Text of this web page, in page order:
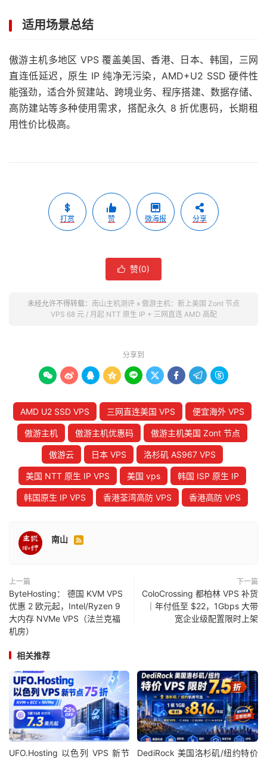
适用场景总结
傲游主机多地区 VPS 覆盖美国、香港、日本、韩国，三网
直连低延迟，原生 IP 纯净无污染，AMD+U2 SSD 硬件性
能强劲，适合外贸建站、跨境业务、程序搭建、数据存储、
高防建站等多种使用需求，搭配永久 8 折优惠码，长期租
用性价比极高。
打赏 赞 微海报 分享
 赞(0)
未经允许不得转载： 南山主机测评 » 傲游主机：新上美国 Zont 节点
VPS 68 元 / 月起 NTT 原生 IP + 三网直连 AMD 高配
分享到
        
AMD U2 SSD VPS 三网直连美国 VPS 便宜海外 VPS
傲游主机 傲游主机优惠码 傲游主机美国 Zont 节点
傲游云 日本 VPS 洛杉矶 AS967 VPS
美国 NTT 原生 IP VPS 美国 vps 韩国 ISP 原生 IP
韩国原生 IP VPS 香港荃湾高防 VPS 香港高防 VPS
南山 
上一篇
ByteHosting： 德国 KVM VPS
优惠 2 欧元起，Intel/Ryzen 9
大内存 NVMe VPS（法兰克福
机房）
下一篇
ColoCrossing 都柏林 VPS 补货
｜年付低至 $22，1Gbps 大带
宽企业级配置限时上架
相关推荐
UFO.Hosting 以色列 VPS 新节
DediRock 美国洛杉矶/纽约特价